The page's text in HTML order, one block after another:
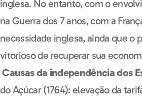
inglesa. No entanto, com o
na Guerra dos 7 anos, com a
necessidade inglesa, ainda que o
vitorioso de recuperar sua
Causas da independência dos
do Açúcar (1764): elevação da